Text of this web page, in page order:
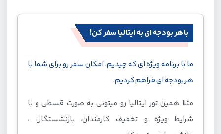
با هر بودجه ای به ایتالیا سفر کن!
ما با برنامه ویژه ای که چیدیم، امکان سفر رو برای شما با
هر بودجه ای فراهم کردیم.
مثلا همین تور ایتالیا رو میتونی به صورت قسطی و با
شرایط ویژه و تخفیف کارمندان، بازنشستگان ،